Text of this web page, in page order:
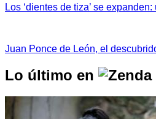
Los ‘dientes de tiza’ se
Juan Ponce de León, el
Lo último en